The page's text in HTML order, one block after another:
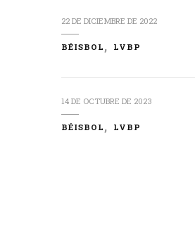
22 DE DICIEMBRE DE 2022
BÉISBOL LVBP
14 DE OCTUBRE DE 2023
BÉISBOL LVBP